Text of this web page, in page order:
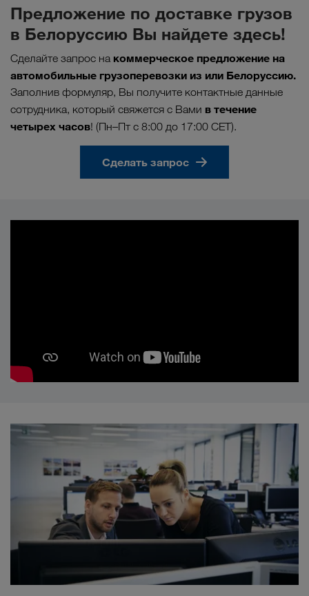
Предложение по доставке грузов
в Белоруссию Вы найдете здесь!
Сделайте запрос на коммерческое предложение на
автомобильные грузоперевозки из или Белоруссию.
Заполнив формуляр, Вы получите контактные данные
сотрудника, который свяжется с Вами в течение
четырех часов! (Пн–Пт с 8:00 до 17:00 CET).
Сделать запрос